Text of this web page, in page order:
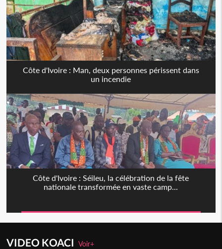
Côte d'Ivoire : Man, deux personnes périssent dans
un incendie
Côte d'Ivoire : Séileu, la célébration de la fête
nationale transformée en vaste camp...
VIDEO KOACIVoir+